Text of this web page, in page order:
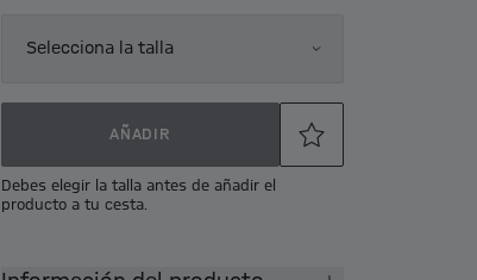
Selecciona la talla
AÑADIR
Debes elegir la talla antes de añadir el
producto a tu cesta.